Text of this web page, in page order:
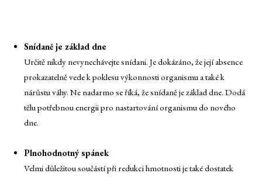
Snídaně je základ dne
Určitě nikdy nevynechávejte snídani. Je dokázáno, že její absence
prokazatelně vede k poklesu výkonnosti organismu a také k
nárůstu váhy. Ne nadarmo se říká, že snídaně je základ dne. Dodá
tělu potřebnou energii pro nastartování organismu do nového
dne.
Plnohodnotný spánek
Velmi důležitou součástí při redukci hmotnosti je také dostatek